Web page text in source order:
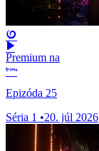
Premium na
Epizóda 25
Séria 1 •20. júl 2026